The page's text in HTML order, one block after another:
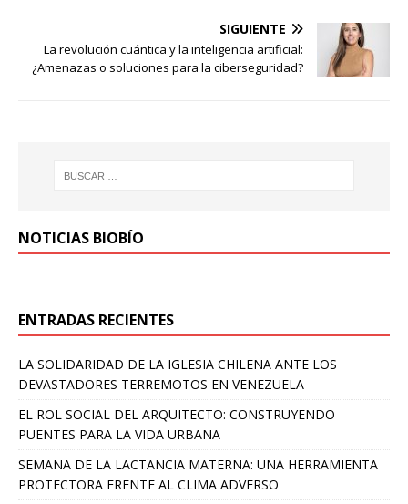
SIGUIENTE
La revolución cuántica y la inteligencia artificial:
¿Amenazas o soluciones para la ciberseguridad?
NOTICIAS BIOBÍO
ENTRADAS RECIENTES
LA SOLIDARIDAD DE LA IGLESIA CHILENA ANTE LOS
DEVASTADORES TERREMOTOS EN VENEZUELA
EL ROL SOCIAL DEL ARQUITECTO: CONSTRUYENDO
PUENTES PARA LA VIDA URBANA
SEMANA DE LA LACTANCIA MATERNA: UNA HERRAMIENTA
PROTECTORA FRENTE AL CLIMA ADVERSO